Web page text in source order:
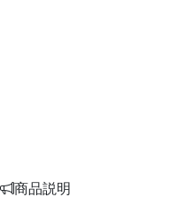
商品説明